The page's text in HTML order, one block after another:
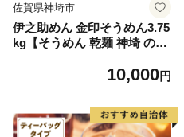
佐賀県神埼市
伊之助めん 金印そうめん3.75
kg【そうめん 乾麺 神埼 のし
10,000円